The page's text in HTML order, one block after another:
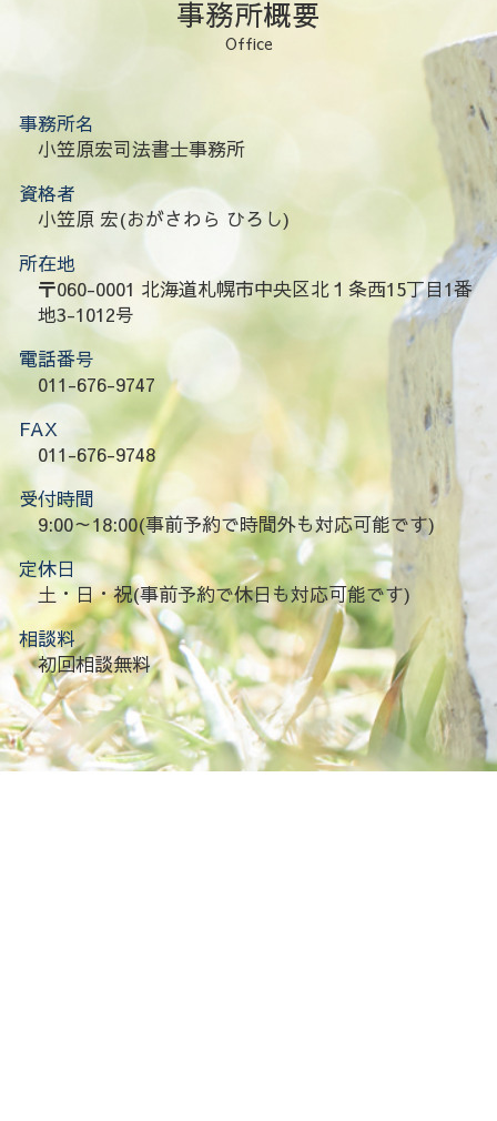
事務所概要
Office
事務所名
小笠原宏司法書士事務所
資格者
小笠原 宏(おがさわら ひろし)
所在地
〒060-0001 北海道札幌市中央区北１条西15丁目1番
地3-1012号
電話番号
011-676-9747
FAX
011-676-9748
受付時間
9:00～18:00(事前予約で時間外も対応可能です)
定休日
土・日・祝(事前予約で休日も対応可能です)
相談料
初回相談無料